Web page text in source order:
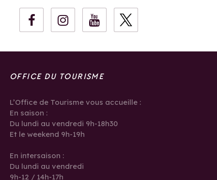
OFFICE DU TOURISME
L’Office de Tourisme vous accueille :
En saison :
Du lundi au vendredi 9h-18h30
Et le weekend 9h-19h
En intersaison :
Du lundi au vendredi
9h-12 / 14h-17h